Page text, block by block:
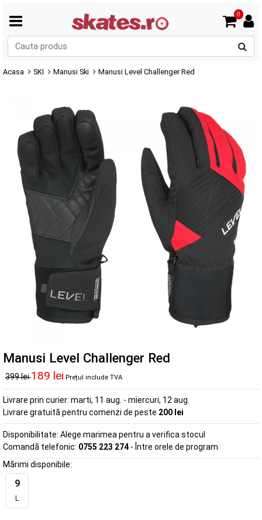
0
Acasa SKI Manusi Ski Manusi Level Challenger Red
Manusi Level Challenger Red
399 lei189 lei Prețul include TVA
Livrare prin curier: marti, 11 aug. - miercuri, 12 aug.
Livrare gratuită pentru comenzi de peste 200 lei
Disponibilitate: Alege marimea pentru a verifica stocul
Comandă telefonic: 0755 223 274 - Între orele de program
Mărimi disponibile:
9
L